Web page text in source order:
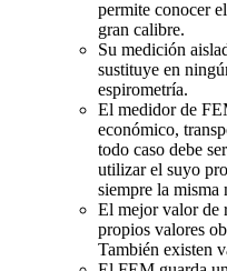
permite conocer
gran calibre.
Su medición
sustituye en
espirometría.
El medidor de
económico,
todo caso debe
utilizar el suyo
siempre la misma
El mejor valor de
propios valores
También existen